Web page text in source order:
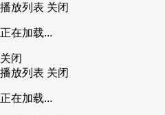
播放列表 关闭
正在加载...
关闭
播放列表 关闭
正在加载...